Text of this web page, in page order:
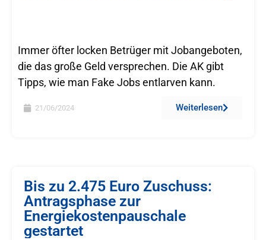
Immer öfter locken Betrüger mit Jobangeboten,
die das große Geld versprechen. Die AK gibt
Tipps, wie man Fake Jobs entlarven kann.
21/06/2024 Weiterlesen
Bis zu 2.475 Euro Zuschuss:
Antragsphase zur
Energiekostenpauschale
gestartet